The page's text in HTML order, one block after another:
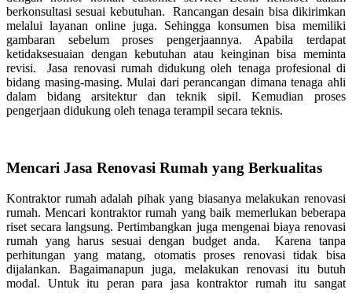
berkonsultasi sesuai kebutuhan. Rancangan desain bisa dikirimkan
melalui layanan online juga. Sehingga konsumen bisa memiliki
gambaran sebelum proses pengerjaannya. Apabila terdapat
ketidaksesuaian dengan kebutuhan atau keinginan bisa meminta
revisi. Jasa renovasi rumah didukung oleh tenaga profesional di
bidang masing-masing. Mulai dari perancangan dimana tenaga ahli
dalam bidang arsitektur dan teknik sipil. Kemudian proses
pengerjaan didukung oleh tenaga terampil secara teknis.
Mencari Jasa Renovasi Rumah yang Berkualitas
Kontraktor rumah adalah pihak yang biasanya melakukan renovasi
rumah. Mencari kontraktor rumah yang baik memerlukan beberapa
riset secara langsung. Pertimbangkan juga mengenai biaya renovasi
rumah yang harus sesuai dengan budget anda. Karena tanpa
perhitungan yang matang, otomatis proses renovasi tidak bisa
dijalankan. Bagaimanapun juga, melakukan renovasi itu butuh
modal. Untuk itu peran para jasa kontraktor rumah itu sangat